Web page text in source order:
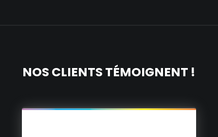
NOS CLIENTS TÉMOIGNENT !